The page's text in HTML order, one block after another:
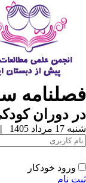
دوران
مرداد 1405 |
ورود خودکار
نام